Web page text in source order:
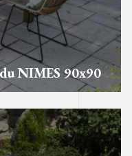
NIMES 90x90